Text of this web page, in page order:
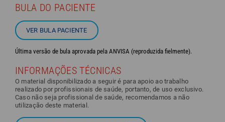
BULA DO PACIENTE
VER BULA PACIENTE
Última versão de bula aprovada pela ANVISA (reproduzida fielmente).
INFORMAÇÕES TÉCNICAS
O material disponibilizado a seguir é para apoio ao trabalho
realizado por profissionais de saúde, portanto, de uso exclusivo.
Caso não seja profissional de saúde, recomendamos a não
utilização deste material.